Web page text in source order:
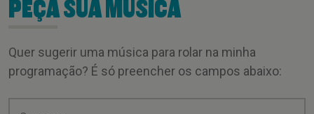
PEÇA SUA MÚSICA
Quer sugerir uma música para rolar na minha
programação? É só preencher os campos abaixo: